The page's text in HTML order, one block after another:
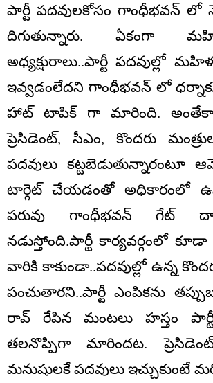
పార్టీ ప‌ద‌వుల‌కోసం గాంధీభ‌వ‌న్ లో
దిగుతున్నారు. ఏకంగా
అధ్యక్షురాలు..పార్టీ ప‌ద‌వుల్లో
ఇవ్వడంలేదని గాంధీభ‌వ‌న్ లో
హాట్ టాపిక్ గా మారింది.
ప్రెసిడెంట్, సీఎం, కొంద‌రు
ప‌ద‌వులు క‌ట్టబెడుతున్నారంటూ
టార్గెట్ చేయ‌డంతో అధికారంలో
ప‌రువు గాంధీభ‌వ‌న్ గేట్
నడుస్తోంది.పార్టీ కార్యవర్గంలో
వారికి కాకుండా..ప‌ద‌వుల్లో ఉన్న
పంచుతార‌ని..పార్టీ ఎంపిక‌ను
రావ్ రేపిన మంట‌లు హ‌స్తం పార్టీ
త‌ల‌నొప్పిగా మారిందట.
మ‌నుషుల‌కే ప‌ద‌వులు ఇచ్చుకుంటే